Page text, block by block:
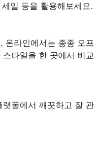
일 등을 활용해보세요.
온라인에서는 종종 오프
타일을 한 곳에서 비교
폼에서 깨끗하고 잘 관